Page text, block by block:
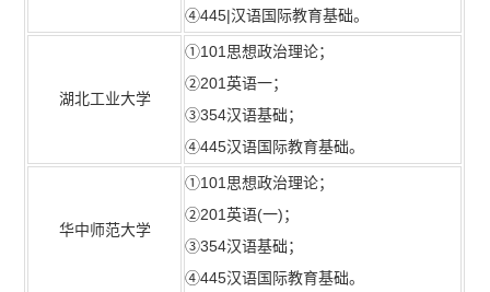
④445|汉语国际教育基础。
湖北工业大学
①101思想政治理论；
②201英语一；
③354汉语基础；
④445汉语国际教育基础。
华中师范大学
①101思想政治理论；
②201英语(一)；
③354汉语基础；
④445汉语国际教育基础。